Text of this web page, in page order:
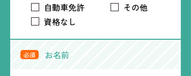
自動車免許
その他
資格なし
必須 お名前